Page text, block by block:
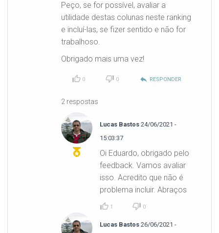
Peço, se for possível, avaliar a
utilidade destas colunas neste ranking
e incluí-las, se fizer sentido e não for
trabalhoso.
Obrigado mais uma vez!
reply RESPONDER
0
0
2 respostas
Lucas Bastos 24/06/2021 -
15:03:37
Oi Eduardo, obrigado pelo
feedback. Vamos avaliar
isso. Acredito que não é
problema incluir. Abraços
1 0
Lucas Bastos 26/06/2021 -